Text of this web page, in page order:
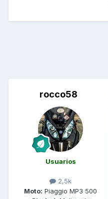
rocco58
Usuarios
2,5k
Moto: Piaggio MP3 500